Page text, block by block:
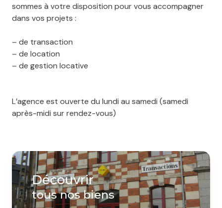
Découvrir
tous nos biens
sommes à votre disposition pour vous accompagner
dans vos projets :
– de transaction
– de location
– de gestion locative
L’agence est ouverte du lundi au samedi (samedi
après-midi sur rendez-vous)